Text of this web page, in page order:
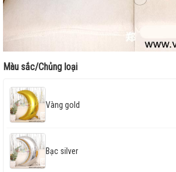
Màu sắc/Chủng loại
Vàng gold
Bạc silver